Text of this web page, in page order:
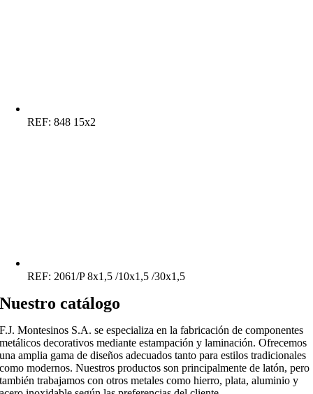
REF:848 15x2
REF: 2061/P 8x1,5 /10x1,5 /30x1,5
Nuestro catálogo
F.J. Montesinos S.A. se especializa en la fabricación de componentes
metálicos decorativos mediante estampación y laminación. Ofrecemos
una amplia gama de diseños adecuados tanto para estilos tradicionales
como modernos. Nuestros productos son principalmente de latón, pero
también trabajamos con otros metales como hierro, plata, aluminio y